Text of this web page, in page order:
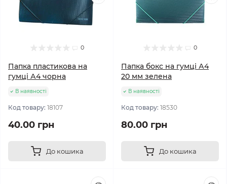
0
Папка пластикова на
гумці А4 чорна
В наявності
Код товару: 18107
40.00 грн
До кошика
0
Папка бокс на гумці А4
20 мм зелена
В наявності
Код товару: 18530
80.00 грн
До кошика